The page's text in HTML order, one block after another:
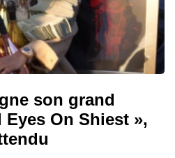
son grand
On Shiest »,